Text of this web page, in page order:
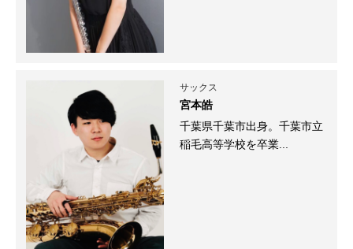
サックス
宮本皓
千葉県千葉市出身。千葉市立
稲毛高等学校を卒業...